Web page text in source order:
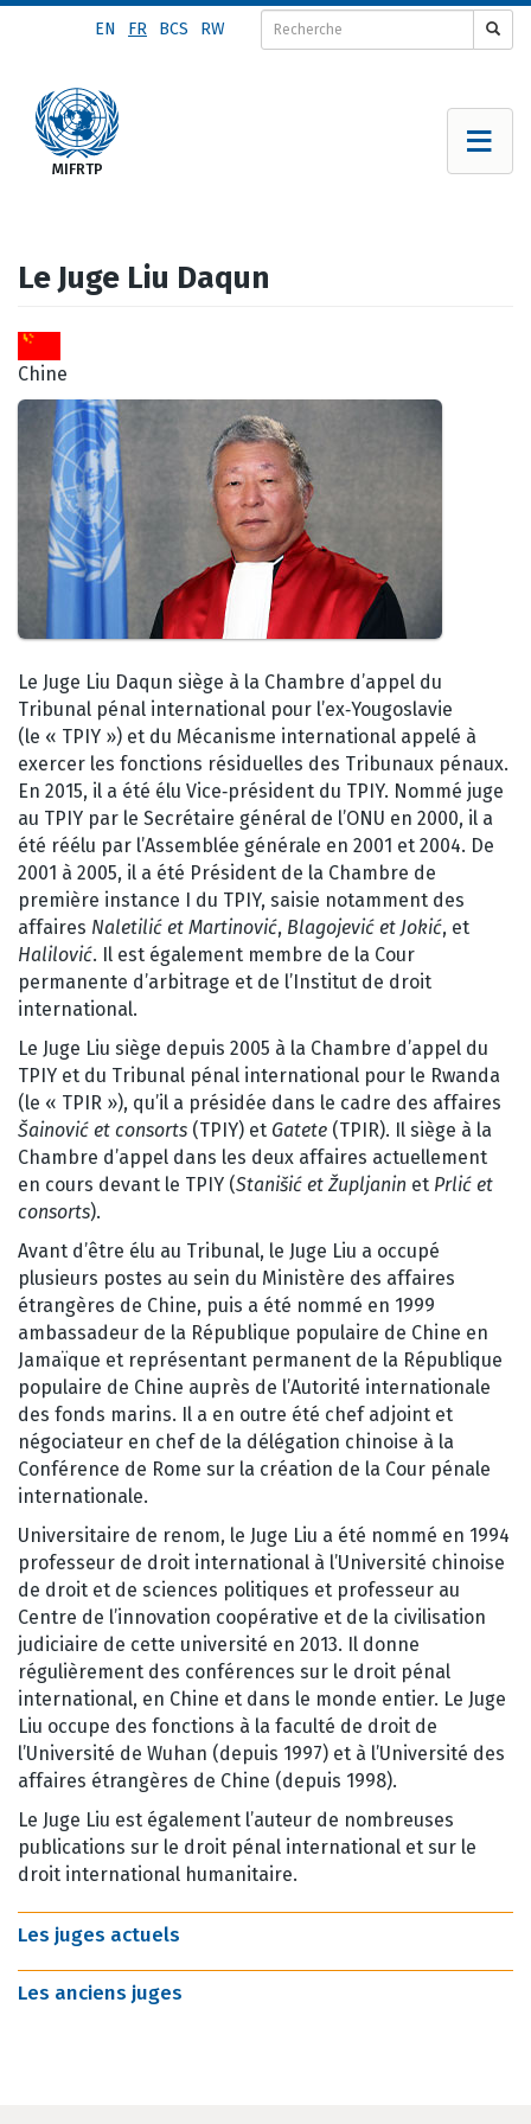
principal
EN FR BCS RW
Le Juge Liu Daqun
Chine
Le Juge Liu Daqun siège à la Chambre d’appel du
Tribunal pénal international pour l’ex‑Yougoslavie
(le « TPIY ») et du Mécanisme international appelé à
exercer les fonctions résiduelles des Tribunaux pénaux.
En 2015, il a été élu Vice‑président du TPIY. Nommé juge
au TPIY par le Secrétaire général de l’ONU en 2000, il a
été réélu par l’Assemblée générale en 2001 et 2004. De
2001 à 2005, il a été Président de la Chambre de
première instance I du TPIY, saisie notamment des
affaires Naletilić et Martinović, Blagojević et Jokić, et
Halilović. Il est également membre de la Cour
permanente d’arbitrage et de l’Institut de droit
international.
Le Juge Liu siège depuis 2005 à la Chambre d’appel du
TPIY et du Tribunal pénal international pour le Rwanda
(le « TPIR »), qu’il a présidée dans le cadre des affaires
Šainović et consorts (TPIY) et Gatete (TPIR). Il siège à la
Chambre d’appel dans les deux affaires actuellement
en cours devant le TPIY (Stanišić et Župljanin et Prlić et
consorts).
Avant d’être élu au Tribunal, le Juge Liu a occupé
plusieurs postes au sein du Ministère des affaires
étrangères de Chine, puis a été nommé en 1999
ambassadeur de la République populaire de Chine en
Jamaïque et représentant permanent de la République
populaire de Chine auprès de l’Autorité internationale
des fonds marins. Il a en outre été chef adjoint et
négociateur en chef de la délégation chinoise à la
Conférence de Rome sur la création de la Cour pénale
internationale.
Universitaire de renom, le Juge Liu a été nommé en 1994
professeur de droit international à l’Université chinoise
de droit et de sciences politiques et professeur au
Centre de l’innovation coopérative et de la civilisation
judiciaire de cette université en 2013. Il donne
régulièrement des conférences sur le droit pénal
international, en Chine et dans le monde entier. Le Juge
Liu occupe des fonctions à la faculté de droit de
l’Université de Wuhan (depuis 1997) et à l’Université des
affaires étrangères de Chine (depuis 1998).
Le Juge Liu est également l’auteur de nombreuses
publications sur le droit pénal international et sur le
droit international humanitaire.
Les juges actuels
Les anciens juges